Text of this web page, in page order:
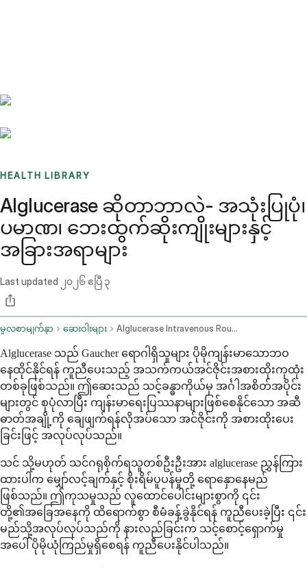
HEALTH LIBRARY
Alglucerase ဆိုတာဘာလဲ- အသုံးပြုပုံ၊
ပမာဏ၊ ဘေးထွက်ဆိုးကျိုးများနှင့်
အခြားအရာများ
Last updated ၂၀၂၆ ဧပြီ ၃
မူလစာမျက်နှာ ဆေးဝါးများ Alglucerase Intravenous Route
Alglucerase သည် Gaucher ရောဂါရှိသူများ ပိုမိုကျန်းမာသောဘဝ
နေထိုင်နိုင်ရန် ကူညီပေးသည့် အသက်ကယ်အင်ဇိုင်းအစားထိုးကုထုံး
တစ်ခုဖြစ်သည်။ ဤဆေးသည် သင့်ခန္ဓာကိုယ်မှ အင်္ဂါအစိတ်အပိုင်း
များတွင် စုပုံလာပြီး ကျန်းမာရေးပြဿနာများဖြစ်စေနိုင်သော အဆီ
ဓာတ်အချို့ကို ချေဖျက်ရန်လိုအပ်သော အင်ဇိုင်းကို အစားထိုးပေး
ခြင်းဖြင့် အလုပ်လုပ်သည်။
သင် သို့မဟုတ် သင်ဂရုစိုက်ရသူတစ်ဦးဦးအား alglucerase ညွှန်ကြား
ထားပါက မျှော်လင့်ချက်နှင့် စိုးရိမ်ပူပန်မှုတို့ ရောနှောနေမည်
ဖြစ်သည်။ ဤကုသမှုသည် လူထောင်ပေါင်းများစွာကို ၎င်း
တို့၏အခြေအနေကို ထိရောက်စွာ စီမံခန့်ခွဲနိုင်ရန် ကူညီပေးခဲ့ပြီး ၎င်း
မည်သို့အလုပ်လုပ်သည်ကို နားလည်ခြင်းက သင့်စောင့်ရှောက်မှု
အပေါ် ပိုမိုယုံကြည်မှုရှိစေရန် ကူညီပေးနိုင်ပါသည်။